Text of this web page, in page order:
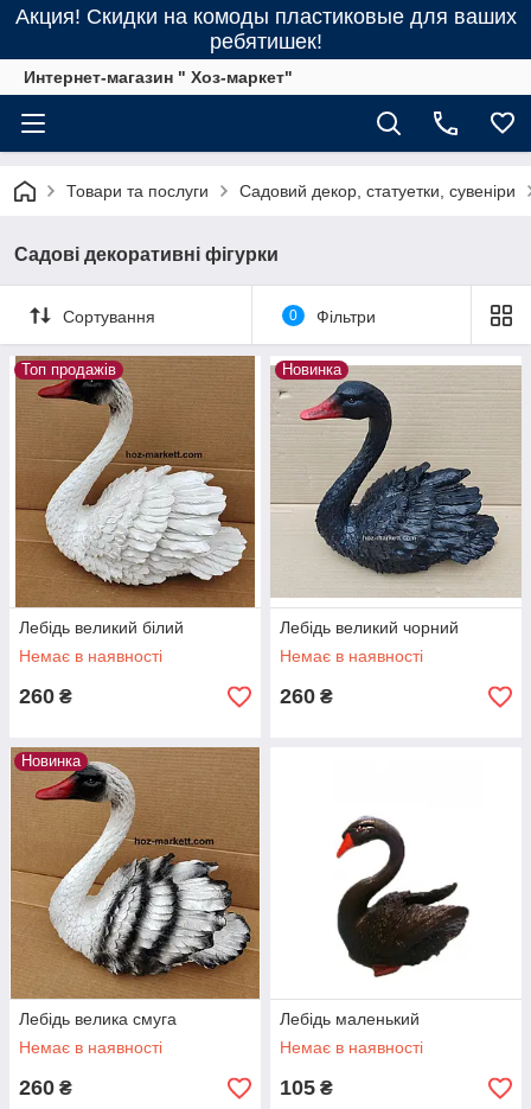
Акция! Скидки на комоды пластиковые для ваших
ребятишек!
Интернет-магазин " Хоз-маркет"
Товари та послуги Садовий декор, статуетки, сувеніри
Садові декоративні фігурки
Сортування 0 Фільтри
Топ продажів
Лебідь великий білий
Немає в наявності
260 ₴
Новинка
Лебідь великий чорний
Немає в наявності
260 ₴
Новинка
Лебідь велика смуга
Немає в наявності
260 ₴
Лебідь маленький
Немає в наявності
105 ₴